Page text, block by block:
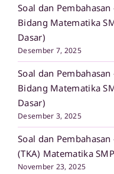
Soal dan
Bidang Matematika
Dasar)
Desember 7, 2025
Soal dan
Bidang Matematika
Dasar)
Desember 3, 2025
Soal dan
(TKA) Matematika
November 23, 2025